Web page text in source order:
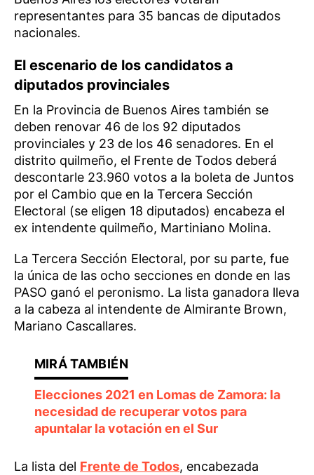
representantes para 35 bancas de diputados
nacionales.
El escenario de los candidatos a
diputados provinciales
En la Provincia de Buenos Aires también se
deben renovar 46 de los 92 diputados
provinciales y 23 de los 46 senadores. En el
distrito quilmeño, el Frente de Todos deberá
descontarle 23.960 votos a la boleta de Juntos
por el Cambio que en la Tercera Sección
Electoral (se eligen 18 diputados) encabeza el
ex intendente quilmeño, Martiniano Molina.
La Tercera Sección Electoral, por su parte, fue
la única de las ocho secciones en donde en las
PASO ganó el peronismo. La lista ganadora lleva
a la cabeza al intendente de Almirante Brown,
Mariano Cascallares.
Elecciones 2021 en Lomas de Zamora: la
necesidad de recuperar votos para
apuntalar la votación en el Sur
La lista del Frente de Todos, encabezada